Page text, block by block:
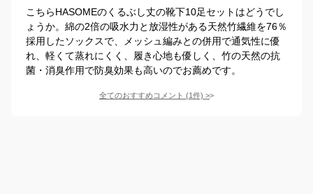
こちらHASOMEのくるぶし丈の靴下10足セットはどうでし
ょうか。綿の2倍の吸水力と放湿性がある天然竹繊維を76％
採用したソックスで、メッシュ編みとの併用で通気性に優
れ、軽くて蒸れにくく、履き心地も優しく、竹の天然の抗
菌・消臭作用で防臭効果も高いのでお薦めです。
全てのおすすめコメント (1件) >